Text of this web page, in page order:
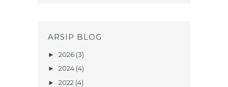
ARSIP BLOG
► 2026 (3)
► 2024 (4)
► 2022 (4)